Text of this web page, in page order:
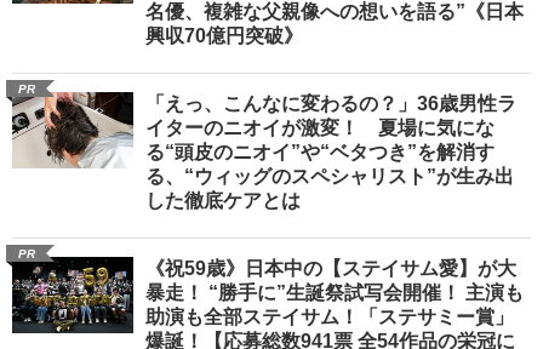
名優、複雑な父親像への想いを語る”《日本
興収70億円突破》
PR
「えっ、こんなに変わるの？」36歳男性ラ
イターのニオイが激変！ 夏場に気にな
る“頭皮のニオイ”や“ベタつき”を解消す
る、“ウィッグのスペシャリスト”が生み出
した徹底ケアとは
PR
《祝59歳》日本中の【ステイサム愛】が大
暴走！ “勝手に”生誕祭試写会開催！ 主演も
助演も全部ステイサム！「ステサミー賞」
爆誕！【応募総数941票 全54作品の栄冠に